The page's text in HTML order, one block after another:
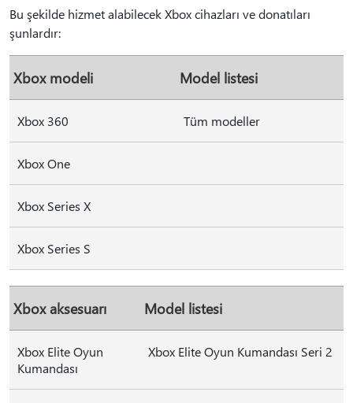
Bu şekilde hizmet alabilecek Xbox cihazları ve donatıları
şunlardır:
Xbox modeli Model listesi
Xbox 360 Tüm modeller
Xbox One
Xbox Series X
Xbox Series S
Xbox aksesuarı Model listesi
Xbox Elite Oyun
Kumandası
Xbox Elite Oyun Kumandası Seri 2